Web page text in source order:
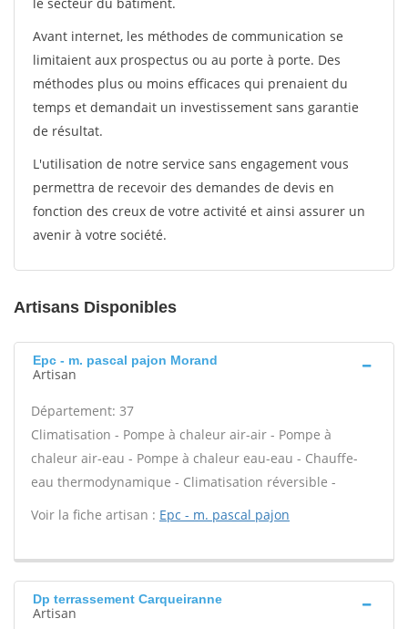
Avant internet, les méthodes de communication se
limitaient aux prospectus ou au porte à porte. Des
méthodes plus ou moins efficaces qui prenaient du
temps et demandait un investissement sans garantie
de résultat.
L'utilisation de notre service sans engagement vous
permettra de recevoir des demandes de devis en
fonction des creux de votre activité et ainsi assurer un
avenir à votre société.
Artisans Disponibles
Epc - m. pascal pajon Morand
Artisan
Département: 37
Climatisation - Pompe à chaleur air-air - Pompe à
chaleur air-eau - Pompe à chaleur eau-eau - Chauffe-
eau thermodynamique - Climatisation réversible -
Voir la fiche artisan : Epc - m. pascal pajon
Dp terrassement Carqueiranne
Artisan